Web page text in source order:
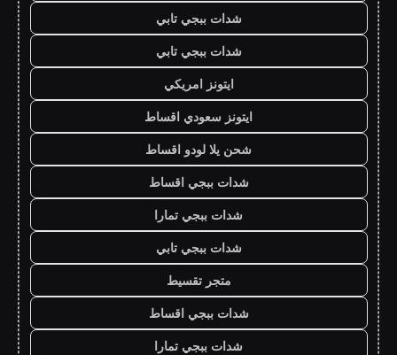
شدات ببجي تابي
شدات ببجي تابي
ايتونز امريكي
ايتونز سعودي اقساط
شحن يلا لودو اقساط
شدات ببجي اقساط
شدات ببجي تمارا
شدات ببجي تابي
متجر تقسيط
شدات ببجي اقساط
شدات ببجي تمارا